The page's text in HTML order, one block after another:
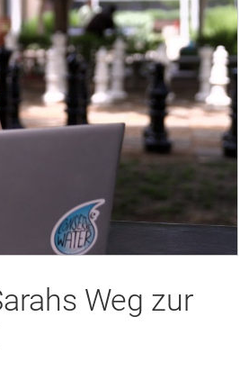
Weg zur